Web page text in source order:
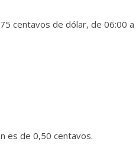
centavos de dólar, de 06:00 a
es de 0,50 centavos.